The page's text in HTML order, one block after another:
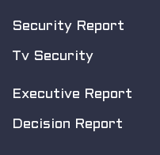
Security Report
Tv Security
Executive Report
Decision Report